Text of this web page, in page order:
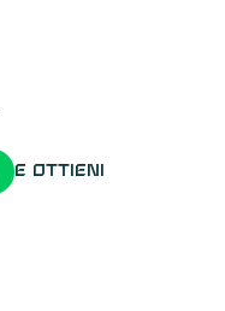
e ottieni